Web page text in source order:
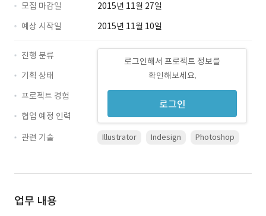
모집 마감일
2015년 11월 27일
예상 시작일
2015년 11월 10일
로그인해서 프로젝트 정보를
확인해보세요.
로그인
진행 분류
기획 상태
프로젝트 경험
협업 예정 인력
관련 기술
Illustrator Indesign Photoshop
업무 내용